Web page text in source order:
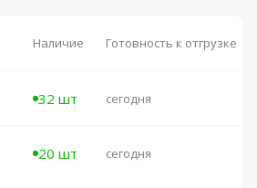
Наличие Готовность к отгрузке
32 шт сегодня
20 шт сегодня